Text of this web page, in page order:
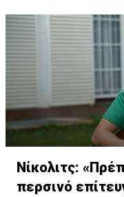
Νίκολιτς:
περσινό